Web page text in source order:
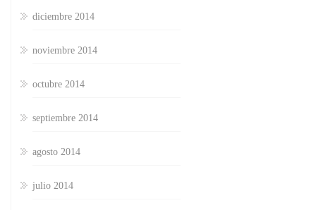
diciembre 2014
noviembre 2014
octubre 2014
septiembre 2014
agosto 2014
julio 2014